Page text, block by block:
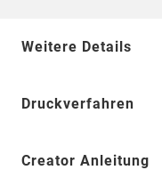
Weitere Details
Druckverfahren
Creator Anleitung